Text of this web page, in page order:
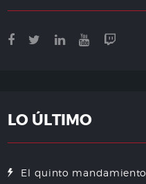
LO ÚLTIMO
El quinto mandamiento